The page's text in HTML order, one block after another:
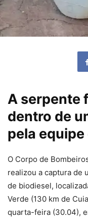
A serpente
dentro de
pela
O Corpo de
realizou a captura de
de biodiesel,
Verde (130 km de
quarta-feira (30.04),